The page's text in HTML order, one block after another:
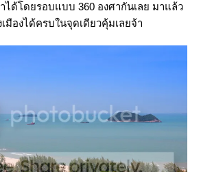
ได้โดยรอบแบบ 360 องศากันเล มาแล้ว
เมืองได้ครบในจุดเดียวคุ้มเลยจ้า